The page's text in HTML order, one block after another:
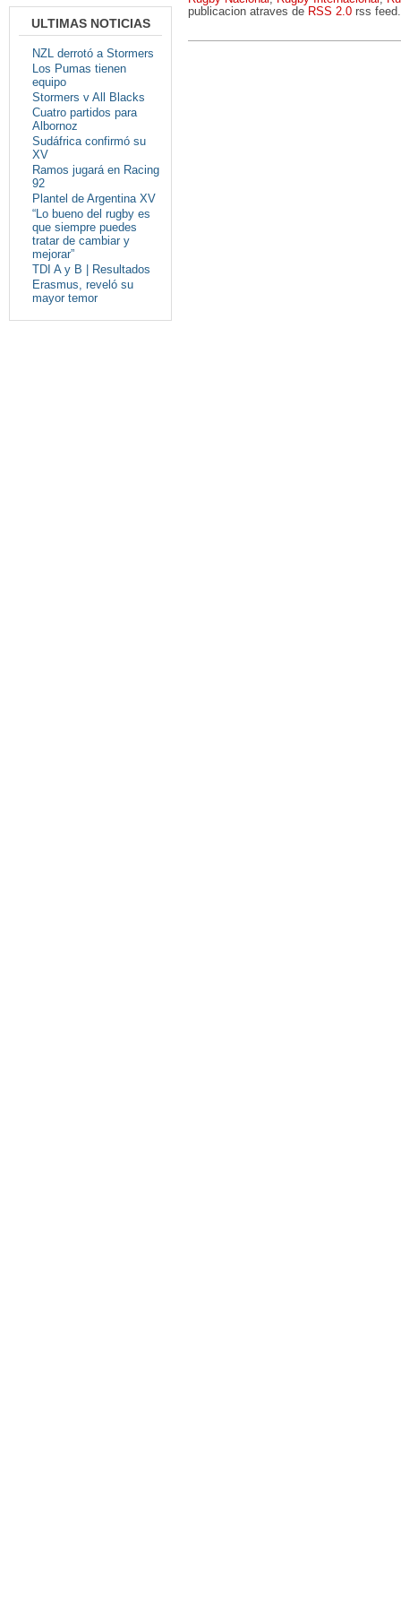
ULTIMAS NOTICIAS
NZL derrotó a Stormers
Los Pumas tienen
equipo
Stormers v All Blacks
Cuatro partidos para
Albornoz
Sudáfrica confirmó su
XV
Ramos jugará en Racing
92
Plantel de Argentina XV
“Lo bueno del rugby es
que siempre puedes
tratar de cambiar y
mejorar”
TDI A y B | Resultados
Erasmus, reveló su
mayor temor
publicacion atraves de RSS 2.0 rss feed.